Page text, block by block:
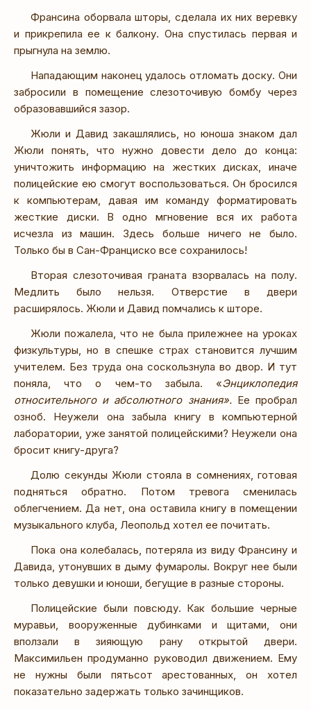
Франсина оборвала шторы, сделала их них веревку
и прикрепила ее к балкону. Она спустилась первая и
прыгнула на землю.
Нападающим наконец удалось отломать доску. Они
забросили в помещение слезоточивую бомбу через
образовавшийся зазор.
Жюли и Давид закашлялись, но юноша знаком дал
Жюли понять, что нужно довести дело до конца:
уничтожить информацию на жестких дисках, иначе
полицейские ею смогут воспользоваться. Он бросился
к компьютерам, давая им команду форматировать
жесткие диски. В одно мгновение вся их работа
исчезла из машин. Здесь больше ничего не было.
Только бы в Сан-Франциско все сохранилось!
Вторая слезоточивая граната взорвалась на полу.
Медлить было нельзя. Отверстие в двери
расширялось. Жюли и Давид помчались к шторе.
Жюли пожалела, что не была прилежнее на уроках
физкультуры, но в спешке страх становится лучшим
учителем. Без труда она соскользнула во двор. И тут
поняла, что о чем-то забыла. «Энциклопедия
относительного и абсолютного знания». Ее пробрал
озноб. Неужели она забыла книгу в компьютерной
лаборатории, уже занятой полицейскими? Неужели она
бросит книгу-друга?
Долю секунды Жюли стояла в сомнениях, готовая
подняться обратно. Потом тревога сменилась
облегчением. Да нет, она оставила книгу в помещении
музыкального клуба, Леопольд хотел ее почитать.
Пока она колебалась, потеряла из виду Франсину и
Давида, утонувших в дыму фумаролы. Вокруг нее были
только девушки и юноши, бегущие в разные стороны.
Полицейские были повсюду. Как большие черные
муравьи, вооруженные дубинками и щитами, они
вползали в зияющую рану открытой двери.
Максимильен продуманно руководил движением. Ему
не нужны были пятьсот арестованных, он хотел
показательно задержать только зачинщиков.